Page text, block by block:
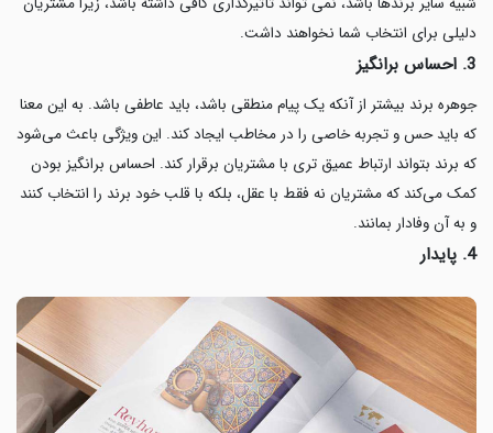
دلیلی برای انتخاب شما نخواهند داشت.
3. احساس برانگیز
جوهره برند بیشتر از آنکه یک پیام منطقی باشد، باید عاطفی باشد. به این معنا
که باید حس و تجربه خاصی را در مخاطب ایجاد کند. این ویژگی باعث می‌شود
که برند بتواند ارتباط عمیق تری با مشتریان برقرار کند. احساس برانگیز بودن
کمک می‌کند که مشتریان نه فقط با عقل، بلکه با قلب خود برند را انتخاب کنند
و به آن وفادار بمانند.
4. پایدار